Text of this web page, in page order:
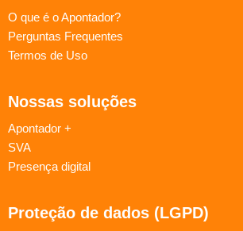
O que é o Apontador?
Perguntas Frequentes
Termos de Uso
Nossas soluções
Apontador +
SVA
Presença digital
Proteção de dados (LGPD)